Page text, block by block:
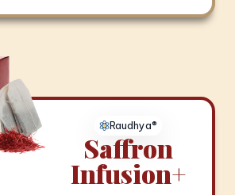
Raudhya®
Saffron
Infusion+